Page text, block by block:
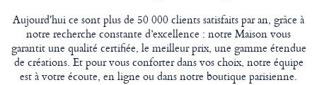
Aujourd'hui ce sont plus de 50 000 clients satisfaits par an, grâce à
notre recherche constante d’excellence : notre Maison vous
garantit une qualité certifiée, le meilleur prix, une gamme étendue
de créations. Et pour vous conforter dans vos choix, notre équipe
est à votre écoute, en ligne ou dans notre boutique parisienne.